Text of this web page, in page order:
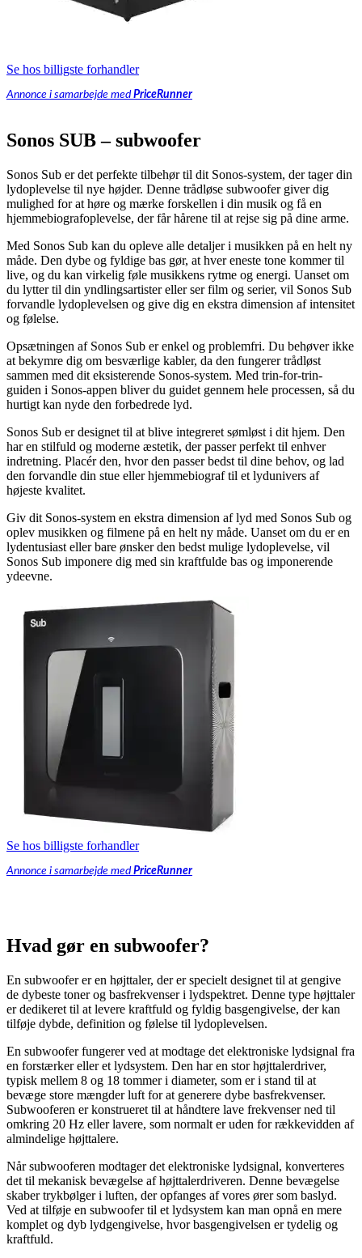
Se hos billigste forhandler
Annonce i samarbejde med PriceRunner
Sonos SUB – subwoofer
Sonos Sub er det perfekte tilbehør til dit Sonos-system, der tager din
lydoplevelse til nye højder. Denne trådløse subwoofer giver dig
mulighed for at høre og mærke forskellen i din musik og få en
hjemmebiografoplevelse, der får hårene til at rejse sig på dine arme.
Med Sonos Sub kan du opleve alle detaljer i musikken på en helt ny
måde. Den dybe og fyldige bas gør, at hver eneste tone kommer til
live, og du kan virkelig føle musikkens rytme og energi. Uanset om
du lytter til din yndlingsartister eller ser film og serier, vil Sonos Sub
forvandle lydoplevelsen og give dig en ekstra dimension af intensitet
og følelse.
Opsætningen af Sonos Sub er enkel og problemfri. Du behøver ikke
at bekymre dig om besværlige kabler, da den fungerer trådløst
sammen med dit eksisterende Sonos-system. Med trin-for-trin-
guiden i Sonos-appen bliver du guidet gennem hele processen, så du
hurtigt kan nyde den forbedrede lyd.
Sonos Sub er designet til at blive integreret sømløst i dit hjem. Den
har en stilfuld og moderne æstetik, der passer perfekt til enhver
indretning. Placér den, hvor den passer bedst til dine behov, og lad
den forvandle din stue eller hjemmebiograf til et lydunivers af
højeste kvalitet.
Giv dit Sonos-system en ekstra dimension af lyd med Sonos Sub og
oplev musikken og filmene på en helt ny måde. Uanset om du er en
lydentusiast eller bare ønsker den bedst mulige lydoplevelse, vil
Sonos Sub imponere dig med sin kraftfulde bas og imponerende
ydeevne.
Se hos billigste forhandler
Annonce i samarbejde med PriceRunner
Hvad gør en subwoofer?
En subwoofer er en højttaler, der er specielt designet til at gengive
de dybeste toner og basfrekvenser i lydspektret. Denne type højttaler
er dedikeret til at levere kraftfuld og fyldig basgengivelse, der kan
tilføje dybde, definition og følelse til lydoplevelsen.
En subwoofer fungerer ved at modtage det elektroniske lydsignal fra
en forstærker eller et lydsystem. Den har en stor højttalerdriver,
typisk mellem 8 og 18 tommer i diameter, som er i stand til at
bevæge store mængder luft for at generere dybe basfrekvenser.
Subwooferen er konstrueret til at håndtere lave frekvenser ned til
omkring 20 Hz eller lavere, som normalt er uden for rækkevidden af
​​almindelige højttalere.
Når subwooferen modtager det elektroniske lydsignal, konverteres
det til mekanisk bevægelse af højttalerdriveren. Denne bevægelse
skaber trykbølger i luften, der opfanges af vores ører som baslyd.
Ved at tilføje en subwoofer til et lydsystem kan man opnå en mere
komplet og dyb lydgengivelse, hvor basgengivelsen er tydelig og
kraftfuld.